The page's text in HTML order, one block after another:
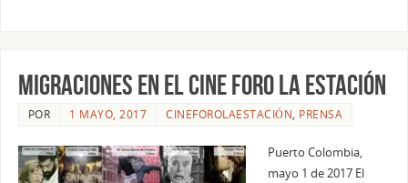
MIGRACIONES EN EL CINE FORO LA ESTACIÓN
POR 1 MAYO, 2017 CINEFOROLAESTACIÓN, PRENSA
Puerto Colombia,
mayo 1 de 2017 El